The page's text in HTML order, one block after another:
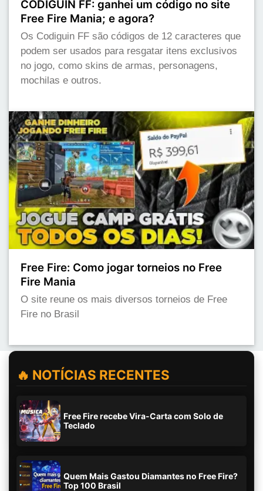
CODIGUIN FF: ganhei um código no site
Free Fire Mania; e agora?
Os Codiguin FF são códigos de 12 caracteres que
podem ser usados para resgatar itens exclusivos
no jogo, como skins de armas, personagens,
mochilas e outros.
Free Fire: Como jogar torneios no Free
Fire Mania
O site reune os mais diversos torneios de Free
Fire no Brasil
🔥 NOTÍCIAS RECENTES
Free Fire recebe Vira-Carta com Solo de
Teclado
Quem Mais Gastou Diamantes no Free Fire?
Top 100 Brasil